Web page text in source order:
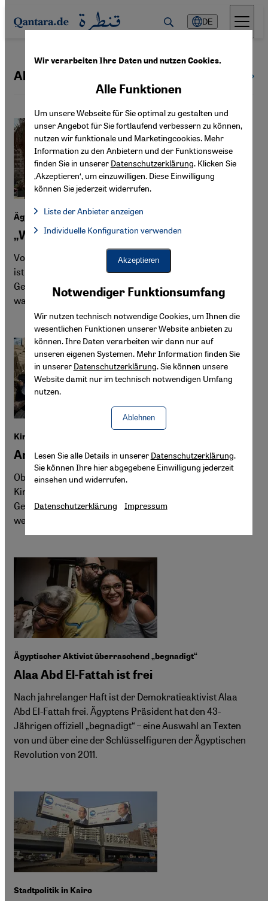
Direkt zum Inhalt springen
DE
Abdel Fattah al-Sisi
Ägypten nach dem Arabischen Frühling
„Wir leben im Schatten der Revolution“
Vor 15 Jahren stürzten die Ägypter Hosni Mubarak. Was
ist von der Revolution geblieben? Vier Aktivist:innen der
Gen Z erzählen, wie 2011 ihr Bewusstsein geprägt hat und
was es heute heißt, in Ägypten politisch zu sein.
Kinderarbeit in Ägypten
Armut lässt sich nicht verbieten
Ob Supermärkte, Werkstätten oder Fabriken –
Kinderarbeit ist in Ägypten allgegenwärtig. Ein neues
Gesetz soll sie eindämmen, doch Vorschriften allein
werden die strukturellen Probleme kaum beheben.
Ägyptischer Aktivist überraschend „begnadigt“
Alaa Abd El-Fattah ist frei
Nach jahrelanger Haft ist der Demokratieaktivist Alaa
Abd El-Fattah frei. Ägyptens Präsident hat den 43-
Jährigen offiziell „begnadigt“ – eine Auswahl an Texten
von und über eine der Schlüsselfiguren der Ägyptischen
Revolution von 2011.
Stadtpolitik in Kairo
Wir verarbeiten Ihre Daten und nutzen Cookies.
Notwendiger Funktionsumfang
Wir nutzen technisch notwendige Cookies, um Ihnen die
wesentlichen Funktionen unserer Website anbieten zu
können. Ihre Daten verarbeiten wir dann nur auf
unseren eigenen Systemen. Mehr Information finden Sie
in unserer Datenschutzerklärung. Sie können unsere
Website damit nur im technisch notwendigen Umfang
nutzen.
Ablehnen
Alle Funktionen
Um unsere Webseite für Sie optimal zu gestalten und
unser Angebot für Sie fortlaufend verbessern zu können,
nutzen wir funktionale und Marketingcookies. Mehr
Information zu den Anbietern und der Funktionsweise
finden Sie in unserer Datenschutzerklärung. Klicken Sie
‚Akzeptieren‘, um einzuwilligen. Diese Einwilligung
können Sie jederzeit widerrufen.
Liste der Anbieter anzeigen
Facebook Embed / Facebook Connect, Google Maps Embed,
Facebook Embed / Facebook Connect
Google Maps Embed
Individuelle Konfiguration verwenden
Akzeptieren
Lesen Sie alle Details in unserer Datenschutzerklärung.
Sie können Ihre hier abgegebene Einwilligung jederzeit
einsehen und widerrufen.
Datenschutzerklärung Impressum